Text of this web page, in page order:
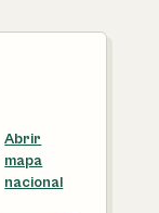
Abrir
mapa
nacional